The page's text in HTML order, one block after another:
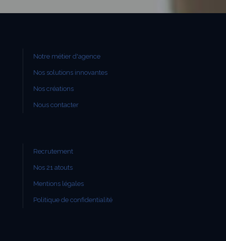
Notre métier d'agence
Nos solutions innovantes
Nos créations
Nous contacter
Recrutement
Nos 21 atouts
Mentions légales
Politique de confidentialité